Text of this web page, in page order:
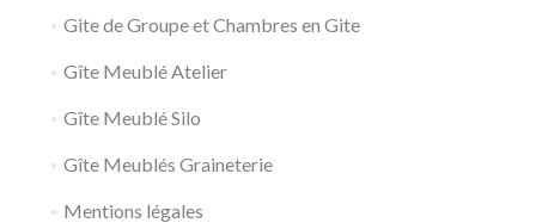
Gite de Groupe et Chambres en Gite
Gîte Meublé Atelier
Gîte Meublé Silo
Gîte Meublés Graineterie
Mentions légales